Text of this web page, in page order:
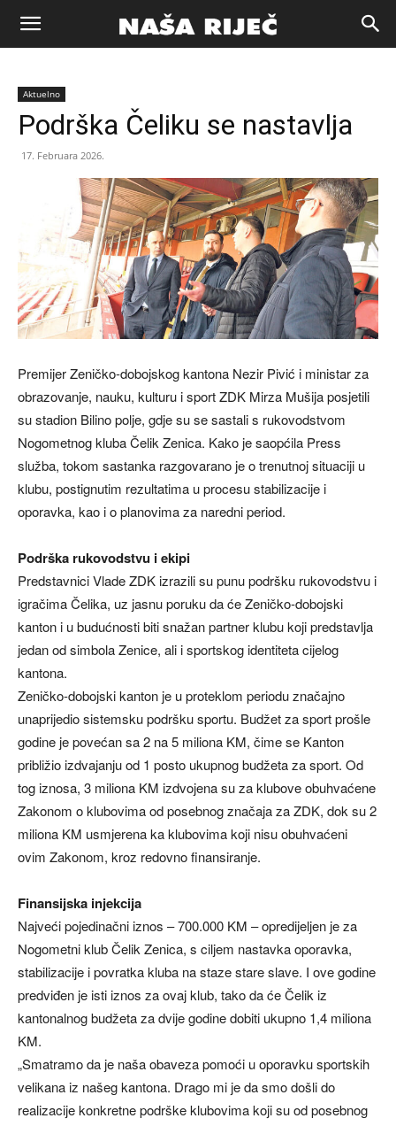
Naša
riječ
Aktuelno
Podrška Čeliku se nastavlja
17. Februara 2026.
Premijer Zeničko-dobojskog kantona Nezir Pivić i ministar za
obrazovanje, nauku, kulturu i sport ZDK Mirza Mušija posjetili
su stadion Bilino polje, gdje su se sastali s rukovodstvom
Nogometnog kluba Čelik Zenica. Kako je saopćila Press
služba, tokom sastanka razgovarano je o trenutnoj situaciji u
klubu, postignutim rezultatima u procesu stabilizacije i
oporavka, kao i o planovima za naredni period.
Podrška rukovodstvu i ekipi
Predstavnici Vlade ZDK izrazili su punu podršku rukovodstvu i
igračima Čelika, uz jasnu poruku da će Zeničko-dobojski
kanton i u budućnosti biti snažan partner klubu koji predstavlja
jedan od simbola Zenice, ali i sportskog identiteta cijelog
kantona.
Zeničko-dobojski kanton je u proteklom periodu značajno
unaprijedio sistemsku podršku sportu. Budžet za sport prošle
godine je povećan sa 2 na 5 miliona KM, čime se Kanton
približio izdvajanju od 1 posto ukupnog budžeta za sport. Od
tog iznosa, 3 miliona KM izdvojena su za klubove obuhvaćene
Zakonom o klubovima od posebnog značaja za ZDK, dok su 2
miliona KM usmjerena ka klubovima koji nisu obuhvaćeni
ovim Zakonom, kroz redovno finansiranje.
Finansijska injekcija
Najveći pojedinačni iznos – 700.000 KM – opredijeljen je za
Nogometni klub Čelik Zenica, s ciljem nastavka oporavka,
stabilizacije i povratka kluba na staze stare slave. I ove godine
predviđen je isti iznos za ovaj klub, tako da će Čelik iz
kantonalnog budžeta za dvije godine dobiti ukupno 1,4 miliona
KM.
„Smatramo da je naša obaveza pomoći u oporavku sportskih
velikana iz našeg kantona. Drago mi je da smo došli do
realizacije konkretne podrške klubovima koji su od posebnog